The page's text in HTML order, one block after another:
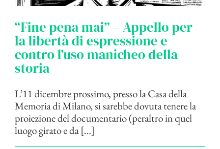
“Fine pena mai” – Appello per
la libertà di espressione e
contro l’uso manicheo della
storia
L’11 dicembre prossimo, presso la Casa della
Memoria di Milano, si sarebbe dovuta tenere la
proiezione del documentario (peraltro in quel
luogo girato e da [...]